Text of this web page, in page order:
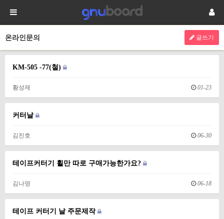
온라인문의 글쓰기
KM-505 -77(철)
황성제 01-23
커터날
김진호 06-30
테이프커터기 휠만 따로 구매가능한가요?
김나영 06-18
테이프 커터기 날 주문제작